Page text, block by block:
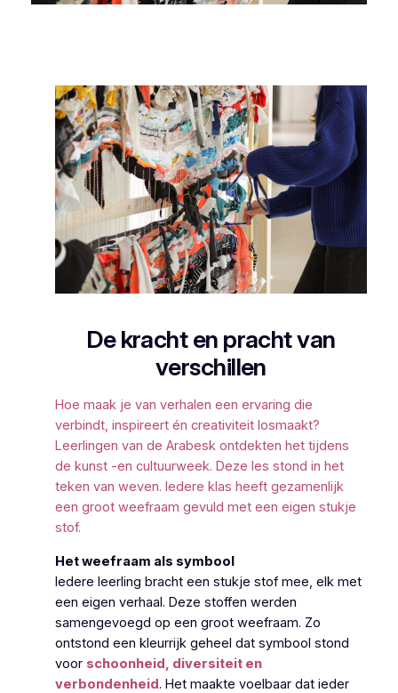
De kracht en pracht van
verschillen
Hoe maak je van verhalen een ervaring die
verbindt, inspireert én creativiteit losmaakt?
Leerlingen van de Arabesk ontdekten het tijdens
de kunst -en cultuurweek. Deze les stond in het
teken van weven. Iedere klas heeft gezamenlijk
een groot weefraam gevuld met een eigen stukje
stof.
Het weefraam als symbool
Iedere leerling bracht een stukje stof mee, elk met
een eigen verhaal. Deze stoffen werden
samengevoegd op een groot weefraam. Zo
ontstond een kleurrijk geheel dat symbool stond
voor schoonheid, diversiteit en
verbondenheid. Het maakte voelbaar dat ieder